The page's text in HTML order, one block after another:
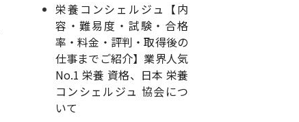
栄養コンシェルジュ【内
容・難易度・試験・合格
率・料金・評判・取得後の
仕事までご紹介】業界人気
No.1 栄養 資格、日本 栄養
コンシェルジュ 協会につ
いて